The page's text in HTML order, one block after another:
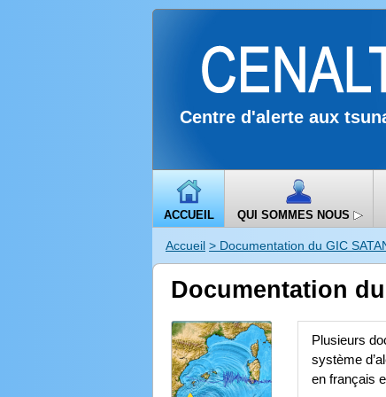
Centre d'alerte aux
ACCUEIL QUI SOMMES NOUS
Accueil > Documentation du GIC
Documentation du
Plusieurs
système
en français